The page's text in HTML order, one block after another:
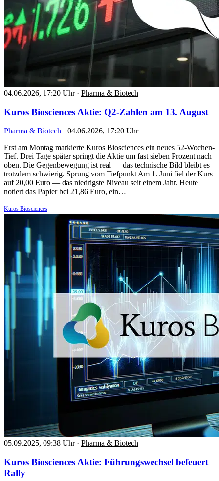
04.06.2026, 17:20 Uhr · Pharma & Biotech
Kuros Biosciences Aktie: Q2-Zahlen am 13. August
Pharma & Biotech · 04.06.2026, 17:20 Uhr
Erst am Montag markierte Kuros Biosciences ein neues 52-Wochen-
Tief. Drei Tage später springt die Aktie um fast sieben Prozent nach
oben. Die Gegenbewegung ist real — das technische Bild bleibt es
trotzdem schwierig. Sprung vom Tiefpunkt Am 1. Juni fiel der Kurs
auf 20,00 Euro — das niedrigste Niveau seit einem Jahr. Heute
notiert das Papier bei 21,86 Euro, ein…
Kuros Biosciences
05.09.2025, 09:38 Uhr · Pharma & Biotech
Kuros Biosciences Aktie: Führungswechsel befeuert
Rally